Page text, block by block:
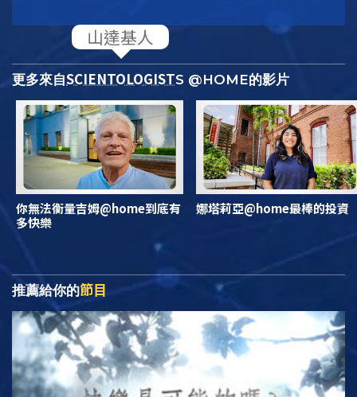
更多來自SCIENTOLOGISTS @HOME的影片
你無法衡量吉姆@home到底有
多快樂
娜塔莉亞@home最棒的投資
推薦給你的節目